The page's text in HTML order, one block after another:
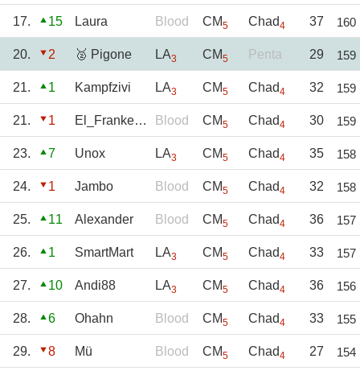
17. 15 Laura Blood CM5 Chad4 37 160
20. 2 🥈 Pigone LA3 CM5 Penta 29 159
21. 1 Kampfzivi LA3 CM5 Chad4 32 159
21. 1 El_Frankerino Blood CM5 Chad4 30 159
23. 7 Unox LA3 CM5 Chad4 35 158
24. 1 Jambo Blood CM5 Chad4 32 158
25. 11 Alexander Blood CM5 Chad4 36 157
26. 1 SmartMart LA3 CM5 Chad4 33 157
27. 10 Andi88 LA3 CM5 Chad4 36 156
28. 6 Ohahn Blood CM5 Chad4 33 155
29. 8 Mü Blood CM5 Chad4 27 154